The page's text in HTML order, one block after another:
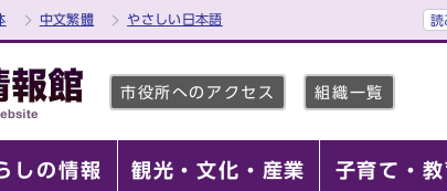
中文繁體 やさしい日本語 読
市役所へのアクセス 組織一覧
しの情報 観光・文化・産業 子育て・教